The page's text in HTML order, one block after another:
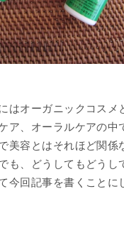
はオーガニックコスメ
ア、オーラルケアの中
美容とはそれほど関係
も、どうしてもどうし
今回記事を書くことに